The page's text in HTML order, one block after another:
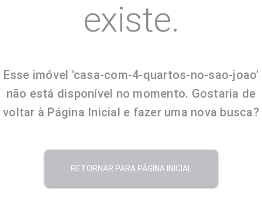
existe.
Esse imóvel 'casa-com-4-quartos-no-sao-joao'
não está disponível no momento. Gostaria de
voltar à Página Inicial e fazer uma nova busca?
RETORNAR PARA PÁGINA INICIAL